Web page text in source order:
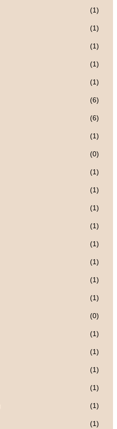
(1)
(1)
(1)
(1)
(1)
(6)
(6)
(1)
(0)
(1)
(1)
(1)
(1)
(1)
(1)
(1)
(1)
(0)
(1)
(1)
(1)
(1)
(1)
(1)